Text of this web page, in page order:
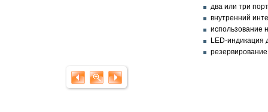
два или три
внутренний
использование
LED-индикация